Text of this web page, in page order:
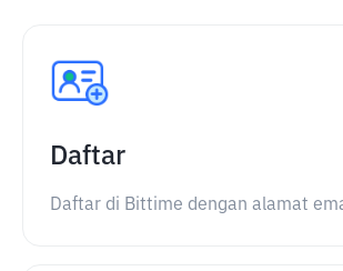
Daftar
Daftar di Bittime dengan alamat